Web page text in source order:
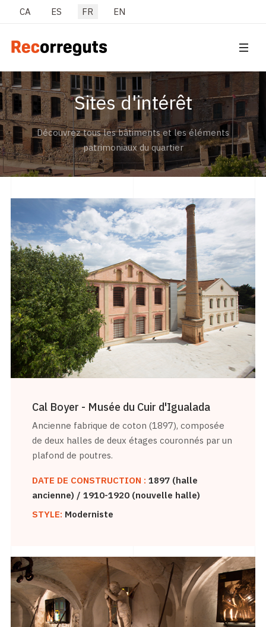
Sélectionnez votre langue
CA ES FR EN
Sites d'intérêt
Découvrez tous les bâtiments et les éléments
patrimoniaux du quartier
Cal Boyer - Musée du Cuir d'Igualada
Ancienne fabrique de coton (1897), composée
de deux halles de deux étages couronnés par un
plafond de poutres.
DATE DE CONSTRUCTION : 1897 (halle
ancienne) / 1910-1920 (nouvelle halle)
STYLE: Moderniste